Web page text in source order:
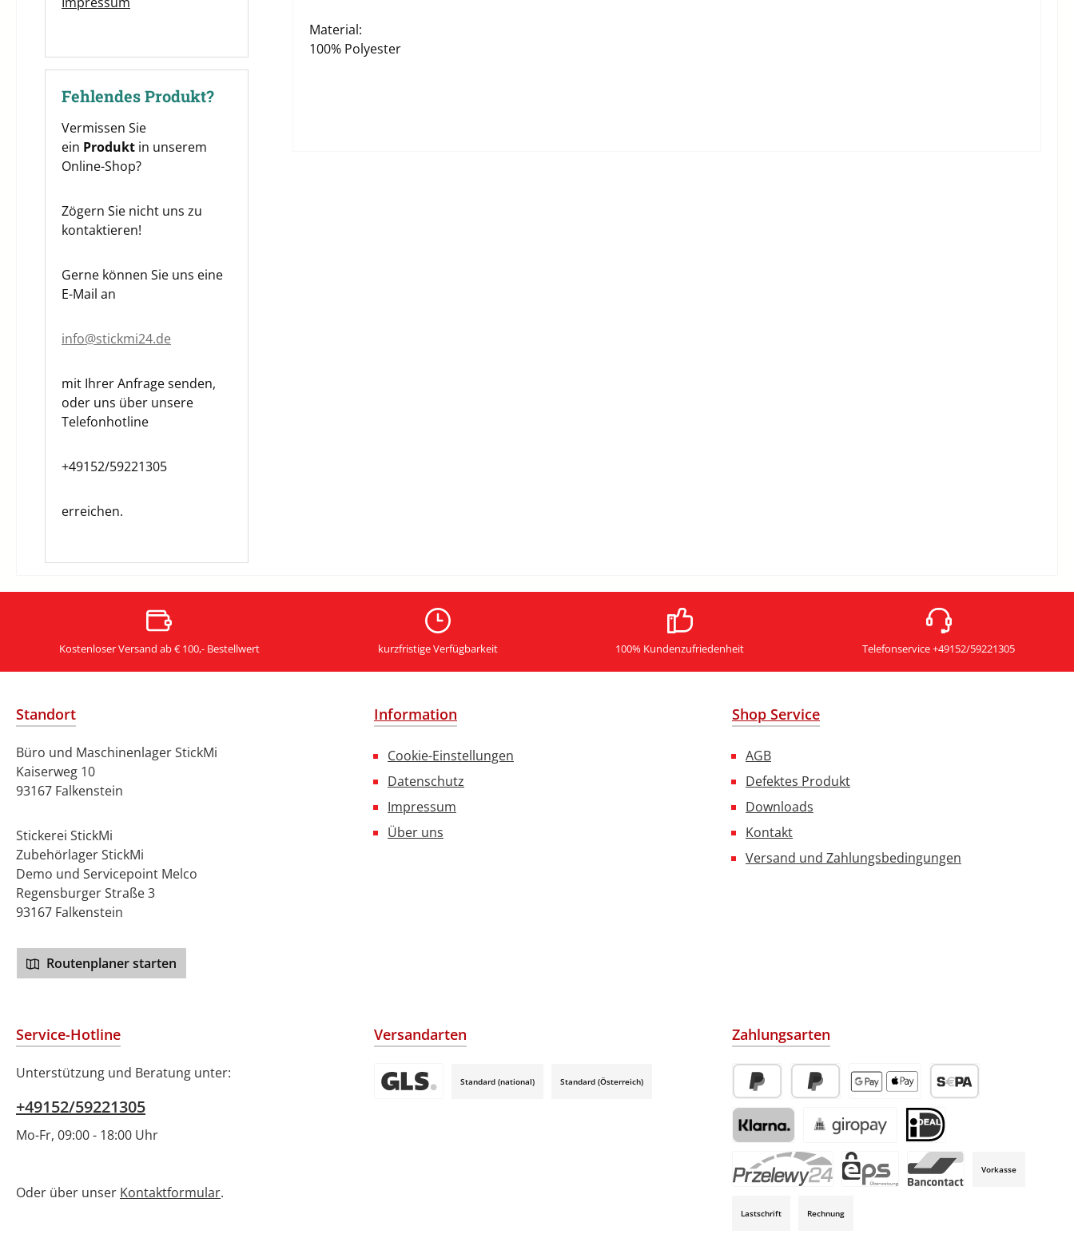
Fehlendes Produkt?
Vermissen Sie
ein Produkt in unserem
Online-Shop?
Zögern Sie nicht uns zu
kontaktieren!
Gerne können Sie uns eine
E-Mail an
info@stickmi24.de
mit Ihrer Anfrage senden,
oder uns über unsere
Telefonhotline
+49152/59221305
erreichen.
Material:
100% Polyester
Kostenloser Versand ab € 100,- Bestellwert kurzfristige Verfügbarkeit 100% Kundenzufriedenheit Telefonservice +49152/59221305
Standort
Büro und Maschinenlager StickMi
Kaiserweg 10
93167 Falkenstein
Stickerei StickMi
Zubehörlager StickMi
Demo und Servicepoint Melco
Regensburger Straße 3
93167 Falkenstein
Routenplaner starten
Information
Cookie-Einstellungen
Datenschutz
Impressum
Über uns
Shop Service
AGB
Defektes Produkt
Downloads
Kontakt
Versand und Zahlungsbedingungen
Service-Hotline
Unterstützung und Beratung unter:
+49152/59221305
Mo-Fr, 09:00 - 18:00 Uhr
Oder über unser Kontaktformular.
Versandarten
Standard (national) Standard (Österreich)
Zahlungsarten
PayPal Später BezahlenApple Pay / Google Pay (via Stripe)
SEPA-Lastschrift (via
Klarna (via Stripe)Giropay (via Stripe) iDeal (via Stripe)
Vorkasse
Lastschrift Rechnung